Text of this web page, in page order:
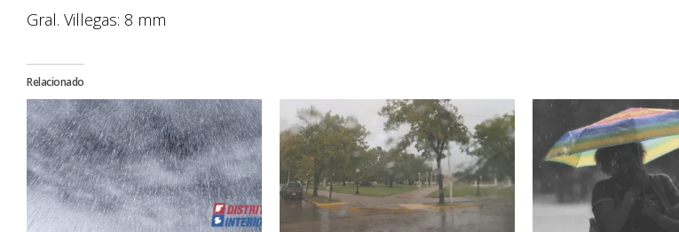
Gral. Villegas: 8 mm
Relacionado